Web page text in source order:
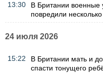
13:30
В Британии военные
повредили
24 июля 2026
15:22
В Британии мать и
спасти тонущего